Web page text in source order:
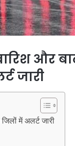
और
जारी
में अलर्ट जारी